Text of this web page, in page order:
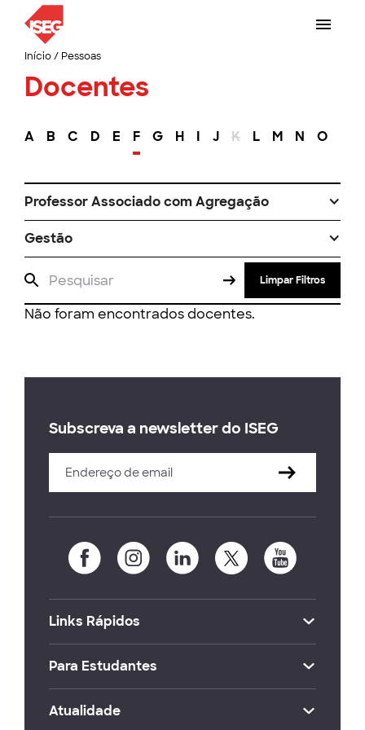
Início/ Pessoas
Docentes
A B C D E F G H I J K L M N O
Professor Associado com Agregação
Gestão
Limpar Filtros
Não foram encontrados docentes.
Subscreva a newsletter do ISEG
Links Rápidos
Para Estudantes
Atualidade